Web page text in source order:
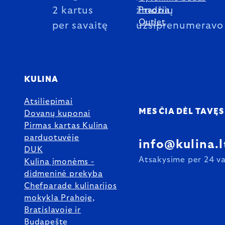
2 kartus
per savaitę
žmonių
užsiprenumeravo
Pradžia
Outlet
KULINA
Atsiliepimai
Dovanų kuponai
Pirmas kartas Kulina
parduotuvėje
DUK
Kulina įmonėms -
didmeninė prekyba
Chefparade kulinarijos
mokykla Prahoje,
Bratislavoje ir
Budapešte
MES ČIA DĖL TAVĘS
Atsakysime per 24